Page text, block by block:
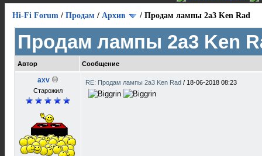
Hi-Fi Forum / Продам / Архив / Продам лампы 2а3 Ken Rad
Продам лампы 2а3 Ken
Автор Сообщение
axv
Старожил
RE: Продам лампы 2а3 Ken Rad / 18-06-2018 08:23